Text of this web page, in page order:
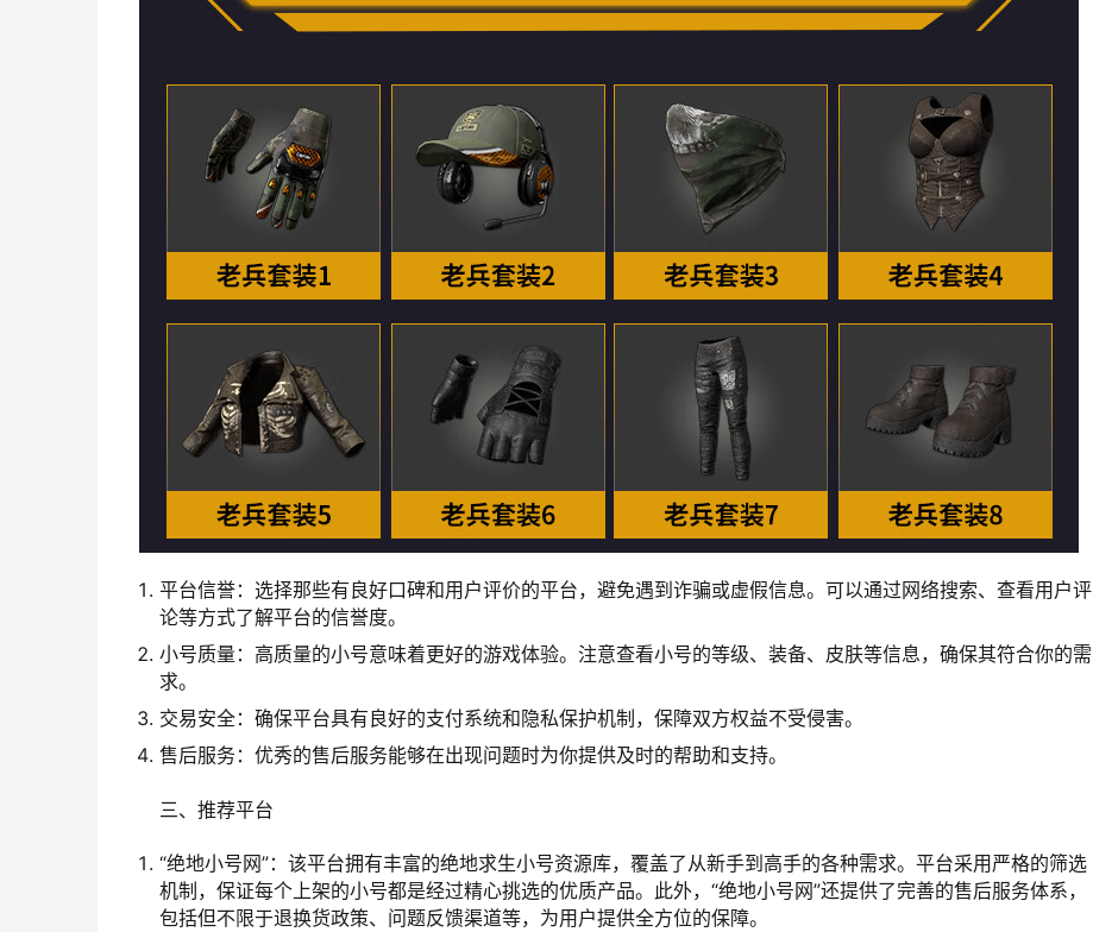
平台信誉：选择那些有良好口碑和用户评价的平台，避免遇到诈骗或虚假信息。可以通过网络搜索、查看用户评
论等方式了解平台的信誉度。
小号质量：高质量的小号意味着更好的游戏体验。注意查看小号的等级、装备、皮肤等信息，确保其符合你的需
求。
交易安全：确保平台具有良好的支付系统和隐私保护机制，保障双方权益不受侵害。
售后服务：优秀的售后服务能够在出现问题时为你提供及时的帮助和支持。
三、推荐平台
“绝地小号网”：该平台拥有丰富的绝地求生小号资源库，覆盖了从新手到高手的各种需求。平台采用严格的筛选
机制，保证每个上架的小号都是经过精心挑选的优质产品。此外，“绝地小号网”还提供了完善的售后服务体系，
包括但不限于退换货政策、问题反馈渠道等，为用户提供全方位的保障。